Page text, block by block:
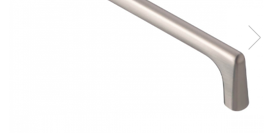
Solutii de curatat & adezivi